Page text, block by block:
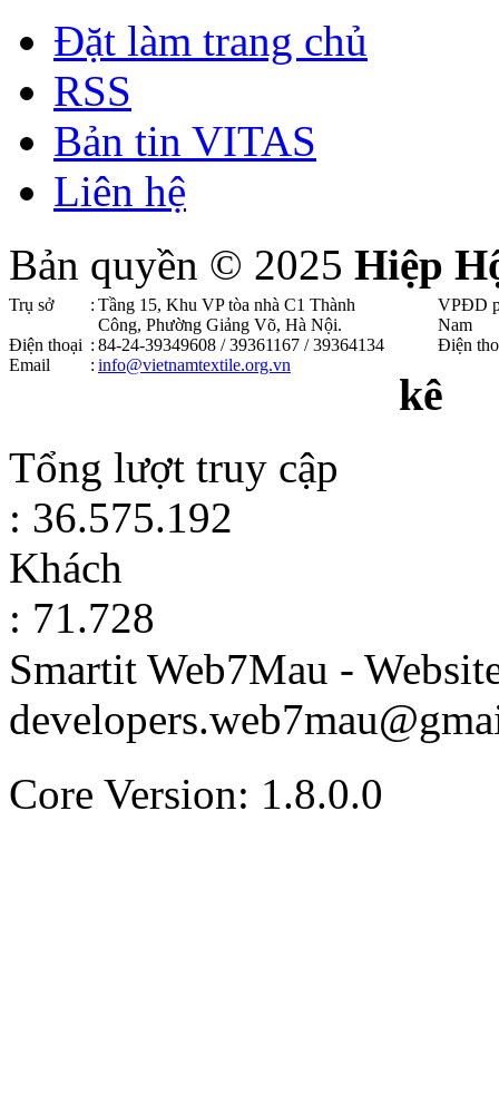
Đặt làm trang chủ
RSS
Bản tin VITAS
Liên hệ
Bản quyền © 2025 Hiệp
Trụ sở : Tầng 15, Khu VP tòa nhà C1 Thành
Công, Phường Giảng Võ, Hà Nội .
Điện thoại : 84-24-39349608 / 39361167 / 39364134
Email
: info@vietnamtextile.org.vn
VPĐD
Nam
Điện
kê
Tổng lượt truy cập
: 36.575.192
Khách
: 71.728
Smartit Web7Mau -
Core Version: 1.8.0.0